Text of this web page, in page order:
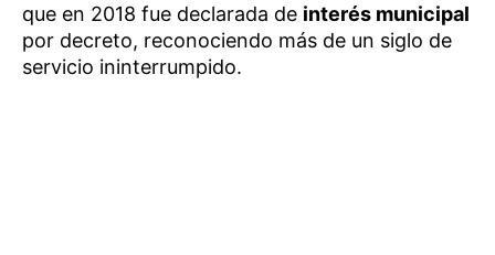
que en 2018 fue declarada de interés municipal
por decreto, reconociendo más de un siglo de
servicio ininterrumpido.